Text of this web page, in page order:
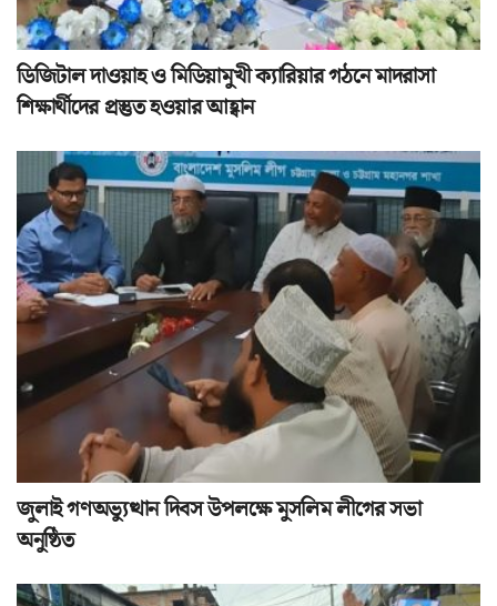
ডিজিটাল দাওয়াহ ও মিডিয়ামুখী ক্যারিয়ার গঠনে মাদরাসা
শিক্ষার্থীদের প্রস্তুত হওয়ার আহ্বান
জুলাই গণঅভ্যুত্থান দিবস উপলক্ষে মুসলিম লীগের সভা
অনুষ্ঠিত